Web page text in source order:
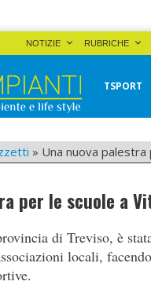
NOTIZIE RUBRICHE
TSPORT
» Una nuova
per le scuole a
di Treviso, è
locali,